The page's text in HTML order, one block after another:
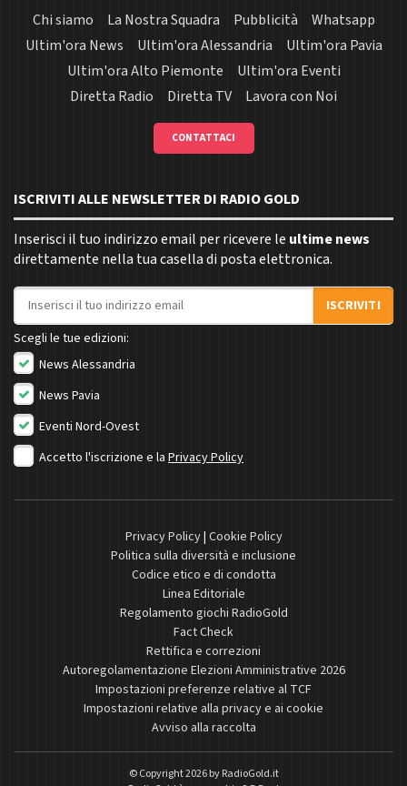
Chi siamo La Nostra Squadra Pubblicità
Whatsapp
Ultim'ora News
Ultim'ora Alessandria
Ultim'ora Pavia
Ultim'ora Alto Piemonte
Ultim'ora Eventi
Diretta Radio
Diretta TV Lavora con Noi
CONTATTACI
ISCRIVITI ALLE NEWSLETTER DI RADIO GOLD
Inserisci il tuo indirizzo email per ricevere le ultime news
direttamente nella tua casella di posta elettronica.
Indirizzo email
ISCRIVITI
Scegli le tue edizioni:
News Alessandria
News Pavia
Eventi Nord-Ovest
Accetto l'iscrizione e la Privacy Policy
Privacy Policy| Cookie Policy
Politica sulla diversità e inclusione
Codice etico e di condotta
Linea Editoriale
Regolamento giochi RadioGold
Fact Check
Rettifica e correzioni
Autoregolamentazione Elezioni Amministrative 2026
Impostazioni preferenze relative al TCF
Impostazioni relative alla privacy e ai cookie
Avviso alla raccolta
© Copyright 2026 byRadioGold.it